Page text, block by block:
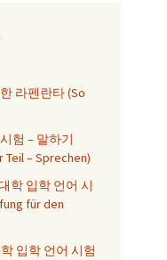
라펜란타 (So
험 – 말하기
Teil – Sprechen)
학 입학 언어 시
für den
입학 언어 시험